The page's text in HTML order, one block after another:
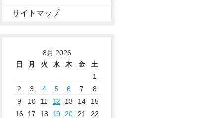
サイトマップ
8月 2026
日
月 火 水 木 金
土
1
2
3 4 5 6 7
8
9
10 11 12 13 14
15
16
17 18 19 20 21
22